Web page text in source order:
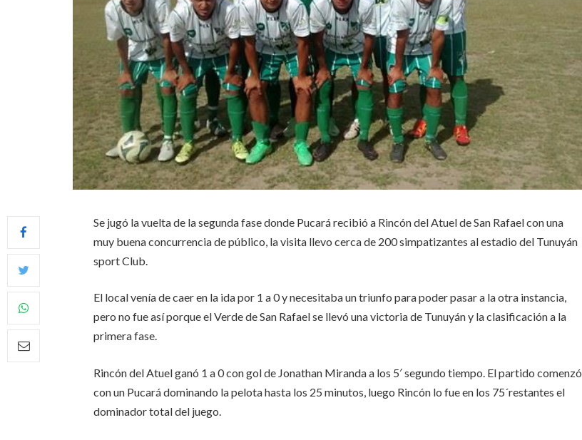
Se jugó la vuelta de la segunda fase donde Pucará recibió a Rincón del Atuel de San Rafael con una
muy buena concurrencia de público, la visita llevo cerca de 200 simpatizantes al estadio del Tunuyán
sport Club.
El local venía de caer en la ida por 1 a 0 y necesitaba un triunfo para poder pasar a la otra instancia,
pero no fue así porque el Verde de San Rafael se llevó una victoria de Tunuyán y la clasificación a la
primera fase.
Rincón del Atuel ganó 1 a 0 con gol de Jonathan Miranda a los 5′ segundo tiempo. El partido comenzó
con un Pucará dominando la pelota hasta los 25 minutos, luego Rincón lo fue en los 75´restantes el
dominador total del juego.